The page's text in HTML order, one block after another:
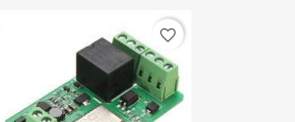
favorite_border